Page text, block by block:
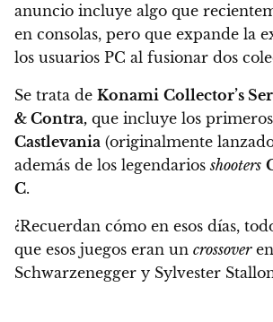
anuncio incluye algo que
en consolas, pero que expande la
los usuarios PC al fusionar dos
Se trata de Konami Collector’s
& Contra, que incluye los
Castlevania (originalmente
además de los legendariosshooters
C.
¿Recuerdan cómo en esos días,
que esos juegos eran un crossover
Schwarzenegger y Sylvester